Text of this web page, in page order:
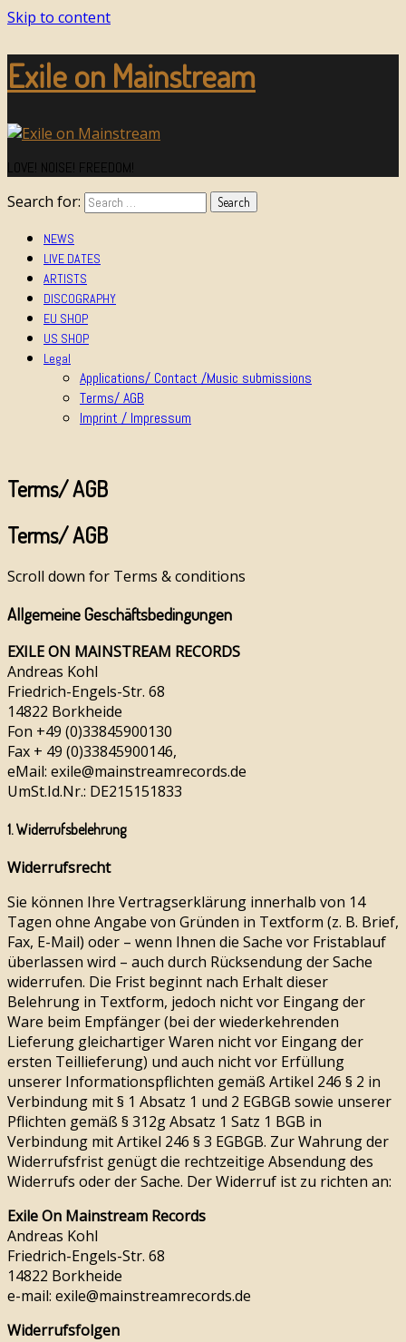
Skip to content
Exile on Mainstream
LOVE! NOISE! FREEDOM!
Search for:
NEWS
LIVE DATES
ARTISTS
DISCOGRAPHY
EU SHOP
US SHOP
Legal
Applications/ Contact /Music submissions
Terms/ AGB
Imprint / Impressum
Terms/ AGB
Terms/ AGB
Scroll down for Terms & conditions
Allgemeine Geschäftsbedingungen
EXILE ON MAINSTREAM RECORDS
Andreas Kohl
Friedrich-Engels-Str. 68
14822 Borkheide
Fon +49 (0)33845900130
Fax + 49 (0)33845900146,
eMail: exile@mainstreamrecords.de
UmSt.Id.Nr.: DE215151833
1. Widerrufsbelehrung
Widerrufsrecht
Sie können Ihre Vertragserklärung innerhalb von 14
Tagen ohne Angabe von Gründen in Textform (z. B. Brief,
Fax, E-Mail) oder – wenn Ihnen die Sache vor Fristablauf
überlassen wird – auch durch Rücksendung der Sache
widerrufen. Die Frist beginnt nach Erhalt dieser
Belehrung in Textform, jedoch nicht vor Eingang der
Ware beim Empfänger (bei der wiederkehrenden
Lieferung gleichartiger Waren nicht vor Eingang der
ersten Teillieferung) und auch nicht vor Erfüllung
unserer Informationspflichten gemäß Artikel 246 § 2 in
Verbindung mit § 1 Absatz 1 und 2 EGBGB sowie unserer
Pflichten gemäß § 312g Absatz 1 Satz 1 BGB in
Verbindung mit Artikel 246 § 3 EGBGB. Zur Wahrung der
Widerrufsfrist genügt die rechtzeitige Absendung des
Widerrufs oder der Sache. Der Widerruf ist zu richten an:
Exile On Mainstream Records
Andreas Kohl
Friedrich-Engels-Str. 68
14822 Borkheide
e-mail: exile@mainstreamrecords.de
Widerrufsfolgen